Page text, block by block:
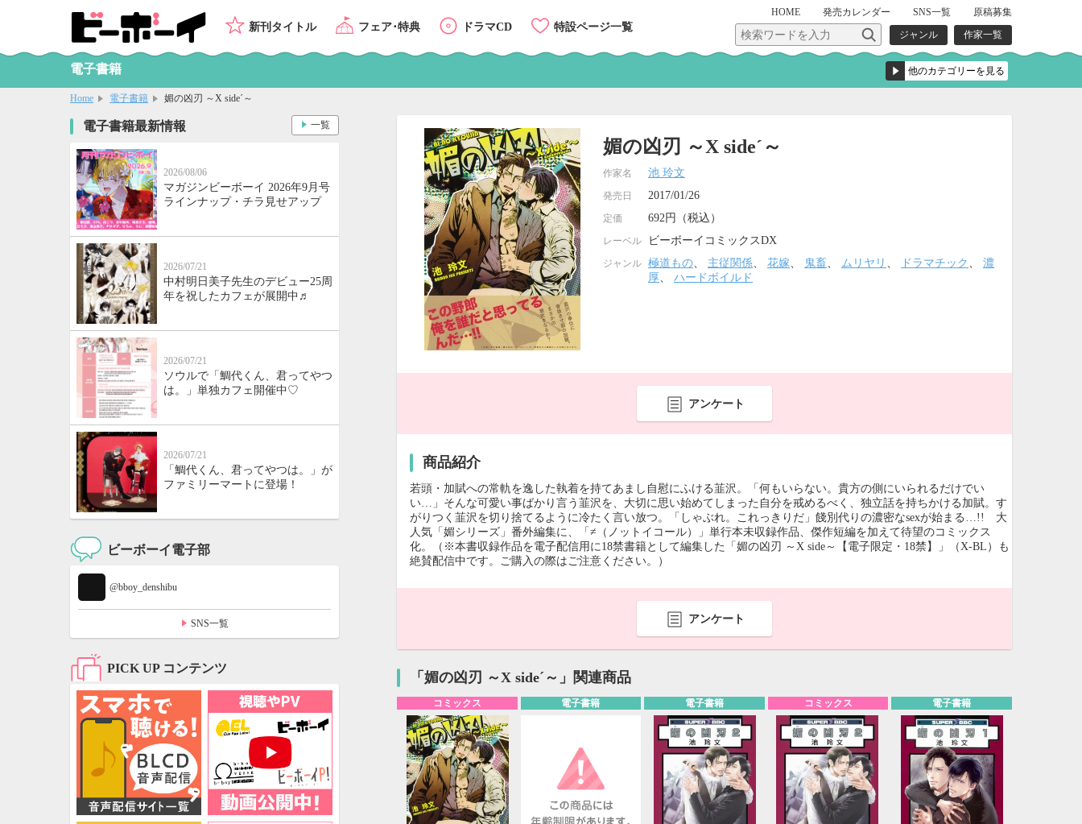
HOME 発売カレンダー SNS一覧
原稿募集
ジャンル
作家一覧
新刊タイトル フェア･特典 ドラマCD 特設ページ一覧
電子書籍
Home 電子書籍 媚の凶刃 ～X side´～
媚の凶刃 ～X side´～
作家名 池 玲文
発売日 2017/01/26
定価 692円（税込）
レーベル ビーボーイコミックスDX
ジャンル 極道もの、 主従関係、 花嫁、 鬼畜、 ムリヤリ 、 ドラマチック 、 濃
厚、 ハードボイルド
アンケート
商品紹介
若頭・加賦への常軌を逸した執着を持てあまし自慰にふける韮沢。「何もいらない。貴方の側にいられるだけでい
い…」そんな可愛い事ばかり言う韮沢を、大切に思い始めてしまった自分を戒めるべく、独立話を持ちかける加賦。す
がりつく韮沢を切り捨てるように冷たく言い放つ。「しゃぶれ。これっきりだ」餞別代りの濃密なsexが始まる…!! 大
人気「媚シリーズ」番外編集に、「≠（ノットイコール）」単行本未収録作品、傑作短編を加えて待望のコミックス
化。（※本書収録作品を電子配信用に18禁書籍として編集した「媚の凶刃 ～X side～【電子限定・18禁】」（X-BL）も
絶賛配信中です。ご購入の際はご注意ください。）
アンケート
「媚の凶刃 ～X side´～」関連商品
コミックス 電子書籍 電子書籍 コミックス 電子書籍
電子書籍最新情報
2026/08/06
マガジンビーボーイ 2026年9月号
ラインナップ・チラ見せアップ
2026/07/21
中村明日美子先生のデビュー25周
年を祝したカフェが展開中♬
2026/07/21
ソウルで「鯛代くん、君ってやつ
は。」単独カフェ開催中♡
2026/07/21
「鯛代くん、君ってやつは。」が
ファミリーマートに登場！
一覧
ビーボーイ電子部
@bboy_denshibu
SNS一覧
PICK UP コンテンツ